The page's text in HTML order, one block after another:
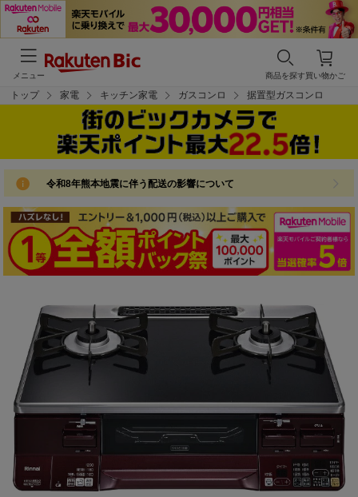
買い物かご
商品を探す
メニュー
トップ 家電 キッチン家電 ガスコンロ 据置型ガスコンロ
令和8年熊本地震に伴う配送の影響について